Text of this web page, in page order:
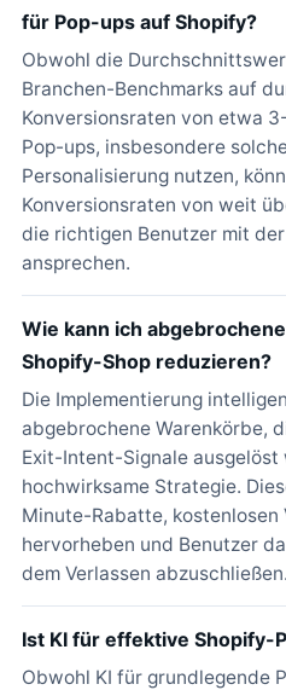
für Pop-ups auf Shopify?
Obwohl die
Branchen-Benchmarks auf
Konversionsraten von etwa
Pop-ups, insbesondere
Personalisierung nutzen,
Konversionsraten von weit
die richtigen Benutzer mit
ansprechen.
Wie kann ich
Shopify-Shop reduzieren?
Die Implementierung
abgebrochene Warenkörbe,
Exit-Intent-Signale ausgelöst
hochwirksame Strategie.
Minute-Rabatte, kostenlosen
hervorheben und Benutzer
dem Verlassen abzuschließen.
Ist KI für effektive Shopify-
Obwohl KI für grundlegende